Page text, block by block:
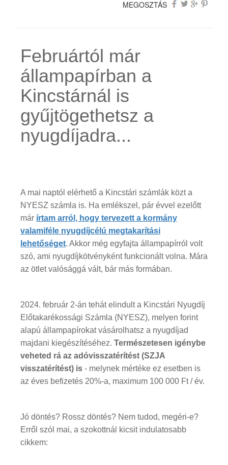
MEGOSZTÁS
Februártól már
állampapírban a
Kincstárnál is
gyűjtögethetsz a
nyugdíjadra...
A mai naptól elérhető a Kincstári számlák közt a
NYESZ számla is. Ha emlékszel, pár évvel ezelőtt
már írtam arról, hogy tervezett a kormány
valamiféle nyugdíjcélú megtakarítási
lehetőséget. Akkor még egyfajta állampapírról volt
szó, ami nyugdíjkötvényként funkcionált volna. Mára
az ötlet valósággá vált, bár más formában.
2024. február 2-án tehát elindult a Kincstári Nyugdíj
Előtakarékossági Számla (NYESZ), melyen forint
alapú állampapírokat vásárolhatsz a nyugdíjad
majdani kiegészítéséhez. Természetesen igénybe
veheted rá az adóvisszatérítést (SZJA
visszatérítést) is - melynek mértéke ez esetben is
az éves befizetés 20%-a, maximum 100 000 Ft / év.
Jó döntés? Rossz döntés? Nem tudod, megéri-e?
Erről szól mai, a szokottnál kicsit indulatosabb
cikkem: